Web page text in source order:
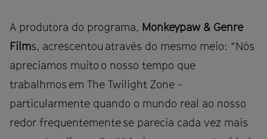
A produtora do programa, Monkeypaw & Genre
Films, acrescentou através do mesmo meio: “Nós
apreciamos muito o nosso tempo que
trabalhmos em The Twilight Zone -
particularmente quando o mundo real ao nosso
redor frequentemente se parecia cada vez mais